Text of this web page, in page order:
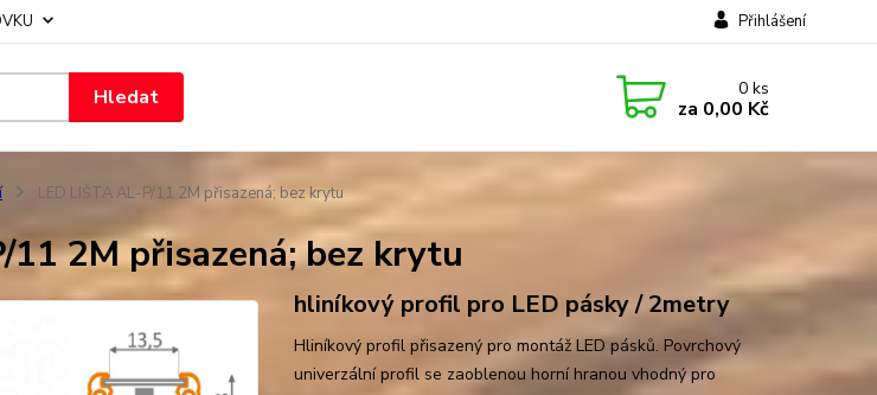
Přihlášení
Hledat 0ks
za 0,00 Kč
LED LIŠTA AL-P/11 2M přisazená; bez krytu
11 2M přisazená; bez krytu
hliníkový profil pro LED pásky / 2metry
Hliníkový profil přisazený pro montáž LED pásků. Povrchový
univerzální profil se zaoblenou horní hranou vhodný pro